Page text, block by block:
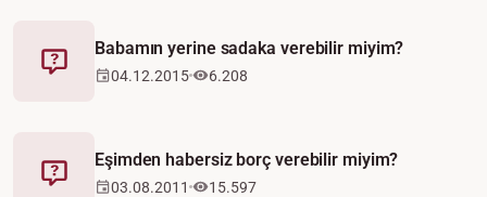
Fetva
Babamın yerine sadaka verebilir miyim?
04.12.2015 6.208
Fetva
Eşimden habersiz borç verebilir miyim?
03.08.2011 15.597